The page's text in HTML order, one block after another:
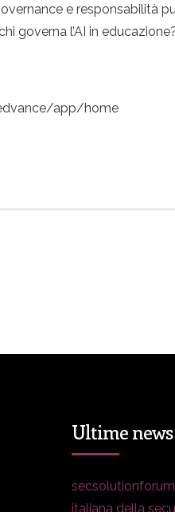
e responsabilità
governa l’AI in
app/home
Ultime news
italiana della